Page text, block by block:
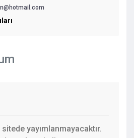
yayımlanmayacaktır.